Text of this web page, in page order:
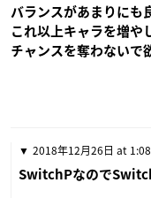
バランスがあまりにも
これ以上キャラを増や
チャンスを奪わないで
2018年12月26日 at
SwitchPなので